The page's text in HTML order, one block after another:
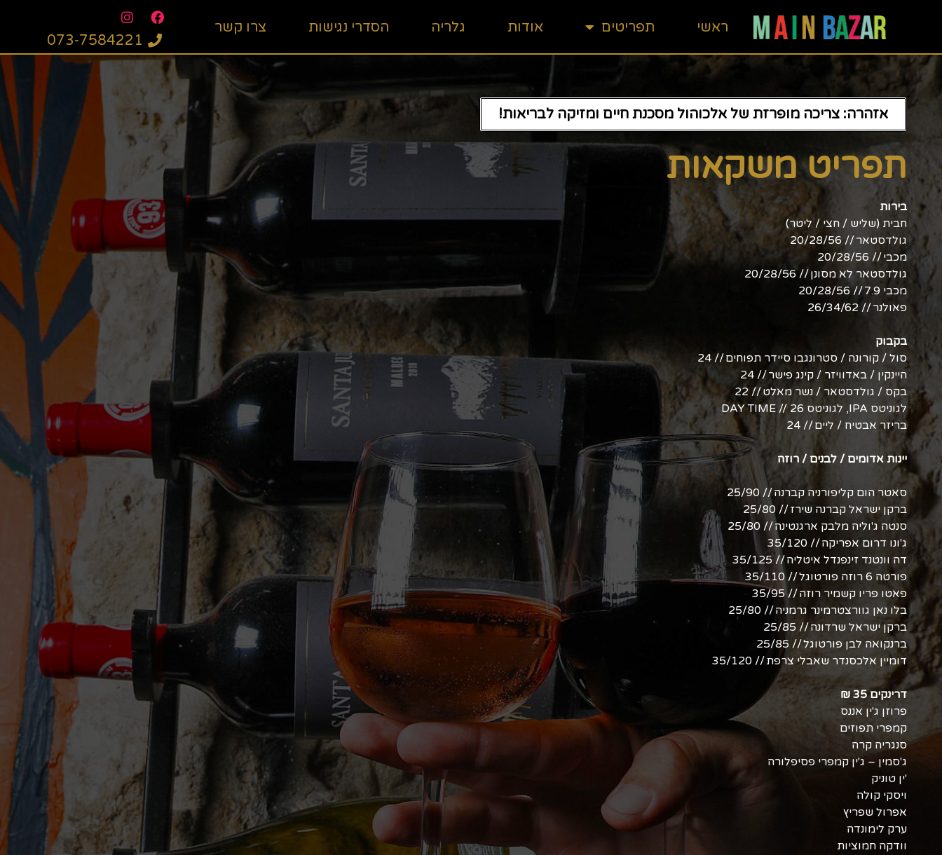
ראשי תפריטים אודות גלריה הסדרי נגישות צרו קשר
073-7584221
אזהרה: צריכה מופרזת של אלכוהול מסכנת חיים ומזיקה לבריאות!
תפריט משקאות
בירות
חבית (שליש / חצי / ליטר)
גולדסטאר // 20/28/56
מכבי // 20/28/56
גולדסטאר לא מסונן // 20/28/56
מכבי 7.9 // 20/28/56
פאולנר // 26/34/62
בקבוק
סול / קורונה / סטרונגבו סיידר תפוחים // 24
היינקין / באדוויזר / קינג פישר // 24
בקס / גולדסטאר / נשר מאלט // 22
לגוניטס IPA, לגוניטס DAY TIME // 26
בריזר אבטיח / ליים // 24
יינות אדומים / לבנים / רוזה
סאטר הום קליפורניה קברנה // 25/90
ברקן ישראל קברנה שירז // 25/80
סנטה ג'וליה מלבק ארגנטינה // 25/80
ג'ונו דרום אפריקה // 35/120
דה וונטנד זינפנדל איטליה // 35/125
פורטה 6 רוזה פורטוגל // 35/110
פאטו פריו קשמיר רוזה // 35/95
בלו נאן גוורצטרמינר גרמניה // 25/80
ברקן ישראל שרדונה // 25/85
ברנקואה לבן פורטוגל // 25/85
דומיין אלכסנדר שאבלי צרפת // 35/120
דרינקים 35 ₪
פרוזן ג'ין אננס
קמפרי תפוזים
סנגריה קרה
ג'סמין – ג'ין קמפרי פסיפלורה
'ין טוניק
ויסקי קולה
אפרול שפריץ
ערק לימונדה
וודקה חמוציות